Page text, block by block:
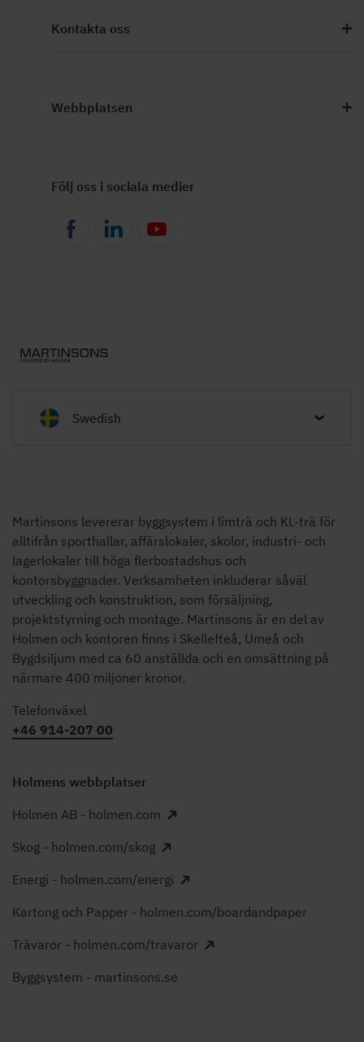
Kontakta oss
Webbplatsen
Följ oss i sociala medier
Swedish
Martinsons levererar byggsystem i limträ och KL-trä för
alltifrån sporthallar, affärslokaler, skolor, industri- och
lagerlokaler till höga flerbostadshus och
kontorsbyggnader. Verksamheten inkluderar såväl
utveckling och konstruktion, som försäljning,
projektstyrning och montage. Martinsons är en del av
Holmen och kontoren finns i Skellefteå, Umeå och
Bygdsiljum med ca 60 anställda och en omsättning på
närmare 400 miljoner kronor.
Telefonväxel
+46 914-207 00
Holmens webbplatser
Holmen AB - holmen.com
Skog - holmen.com/skog
Energi - holmen.com/energi
Kartong och Papper - holmen.com/boardandpaper
Trävaror - holmen.com/travaror
Byggsystem - martinsons.se